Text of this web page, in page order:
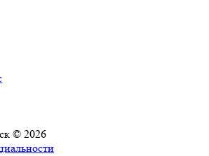
© 2026